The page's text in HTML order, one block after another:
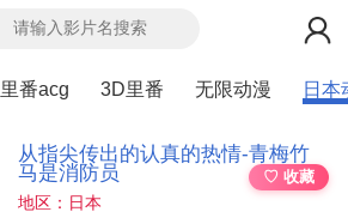
里番acg 3D里番 无限动漫 日本
从指尖传出的认真的热情-青梅竹
马是消防员
♡ 收藏
地区：日本